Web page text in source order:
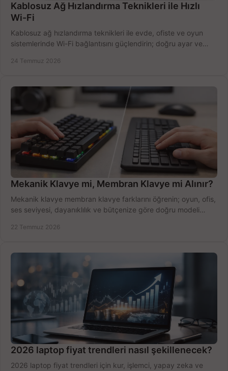
Kablosuz Ağ Hızlandırma Teknikleri ile Hızlı
Wi-Fi
Kablosuz ağ hızlandırma teknikleri ile evde, ofiste ve oyun
sistemlerinde Wi-Fi bağlantısını güçlendirin; doğru ayar ve
24 Temmuz 2026
Mekanik Klavye mi, Membran Klavye mi Alınır?
Mekanik klavye membran klavye farklarını öğrenin; oyun, ofis,
ses seviyesi, dayanıklılık ve bütçenize göre doğru modeli
22 Temmuz 2026
2026 laptop fiyat trendleri nasıl şekillenecek?
2026 laptop fiyat trendleri için kur, işlemci, yapay zeka ve